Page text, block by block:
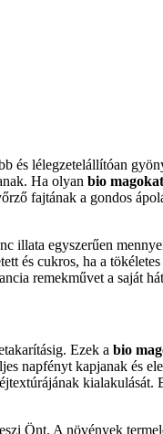
és lélegzetelállítóan
Ha olyan bio magokat
fajtának a gondos
illata egyszerűen
és cukros, ha a
remekművet a saját
Ezek a bio
napfényt kapjanak és
Önt. A növények